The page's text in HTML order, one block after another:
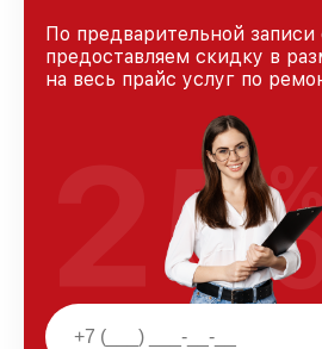
По предварительной записи
предоставляем скидку в
на весь прайс услуг по
25